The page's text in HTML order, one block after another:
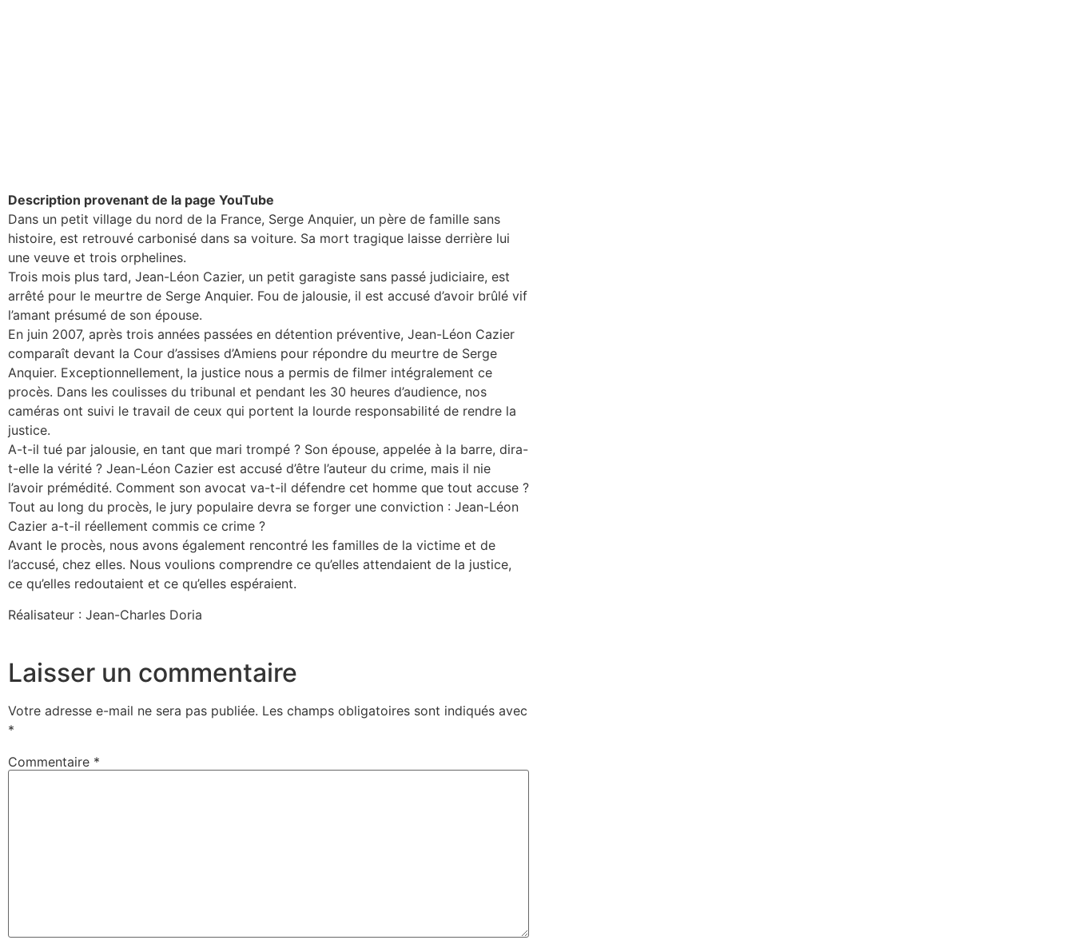
Description provenant de la page YouTube
Dans un petit village du nord de la France, Serge Anquier, un père de famille sans
histoire, est retrouvé carbonisé dans sa voiture. Sa mort tragique laisse derrière lui
une veuve et trois orphelines.
Trois mois plus tard, Jean-Léon Cazier, un petit garagiste sans passé judiciaire, est
arrêté pour le meurtre de Serge Anquier. Fou de jalousie, il est accusé d’avoir brûlé vif
l’amant présumé de son épouse.
En juin 2007, après trois années passées en détention préventive, Jean-Léon Cazier
comparaît devant la Cour d’assises d’Amiens pour répondre du meurtre de Serge
Anquier. Exceptionnellement, la justice nous a permis de filmer intégralement ce
procès. Dans les coulisses du tribunal et pendant les 30 heures d’audience, nos
caméras ont suivi le travail de ceux qui portent la lourde responsabilité de rendre la
justice.
A-t-il tué par jalousie, en tant que mari trompé ? Son épouse, appelée à la barre, dira-
t-elle la vérité ? Jean-Léon Cazier est accusé d’être l’auteur du crime, mais il nie
l’avoir prémédité. Comment son avocat va-t-il défendre cet homme que tout accuse ?
Tout au long du procès, le jury populaire devra se forger une conviction : Jean-Léon
Cazier a-t-il réellement commis ce crime ?
Avant le procès, nous avons également rencontré les familles de la victime et de
l’accusé, chez elles. Nous voulions comprendre ce qu’elles attendaient de la justice,
ce qu’elles redoutaient et ce qu’elles espéraient.
Réalisateur : Jean-Charles Doria
Laisser un commentaire
Votre adresse e-mail ne sera pas publiée. Les champs obligatoires sont indiqués avec
*
Commentaire *